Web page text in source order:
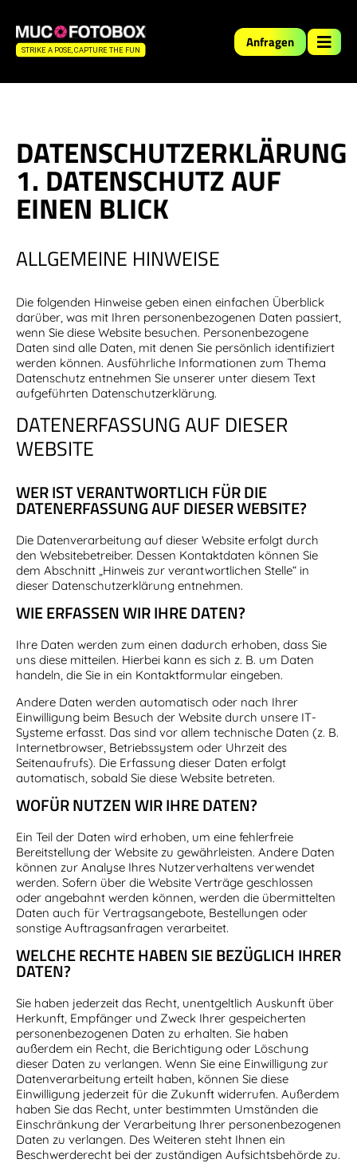
Anfragen
DATENSCHUTZERKLÄRUNG
1. DATENSCHUTZ AUF
EINEN BLICK
ALLGEMEINE HINWEISE
Die folgenden Hinweise geben einen einfachen Überblick
darüber, was mit Ihren personenbezogenen Daten passiert,
wenn Sie diese Website besuchen. Personenbezogene
Daten sind alle Daten, mit denen Sie persönlich identifiziert
werden können. Ausführliche Informationen zum Thema
Datenschutz entnehmen Sie unserer unter diesem Text
aufgeführten Datenschutzerklärung.
DATENERFASSUNG AUF DIESER
WEBSITE
WER IST VERANTWORTLICH FÜR DIE
DATENERFASSUNG AUF DIESER WEBSITE?
Die Datenverarbeitung auf dieser Website erfolgt durch
den Websitebetreiber. Dessen Kontaktdaten können Sie
dem Abschnitt „Hinweis zur verantwortlichen Stelle“ in
dieser Datenschutzerklärung entnehmen.
WIE ERFASSEN WIR IHRE DATEN?
Ihre Daten werden zum einen dadurch erhoben, dass Sie
uns diese mitteilen. Hierbei kann es sich z. B. um Daten
handeln, die Sie in ein Kontaktformular eingeben.
Andere Daten werden automatisch oder nach Ihrer
Einwilligung beim Besuch der Website durch unsere IT-
Systeme erfasst. Das sind vor allem technische Daten (z. B.
Internetbrowser, Betriebssystem oder Uhrzeit des
Seitenaufrufs). Die Erfassung dieser Daten erfolgt
automatisch, sobald Sie diese Website betreten.
WOFÜR NUTZEN WIR IHRE DATEN?
Ein Teil der Daten wird erhoben, um eine fehlerfreie
Bereitstellung der Website zu gewährleisten. Andere Daten
können zur Analyse Ihres Nutzerverhaltens verwendet
werden. Sofern über die Website Verträge geschlossen
oder angebahnt werden können, werden die übermittelten
Daten auch für Vertragsangebote, Bestellungen oder
sonstige Auftragsanfragen verarbeitet.
WELCHE RECHTE HABEN SIE BEZÜGLICH IHRER
DATEN?
Sie haben jederzeit das Recht, unentgeltlich Auskunft über
Herkunft, Empfänger und Zweck Ihrer gespeicherten
personenbezogenen Daten zu erhalten. Sie haben
außerdem ein Recht, die Berichtigung oder Löschung
dieser Daten zu verlangen. Wenn Sie eine Einwilligung zur
Datenverarbeitung erteilt haben, können Sie diese
Einwilligung jederzeit für die Zukunft widerrufen. Außerdem
haben Sie das Recht, unter bestimmten Umständen die
Einschränkung der Verarbeitung Ihrer personenbezogenen
Daten zu verlangen. Des Weiteren steht Ihnen ein
Beschwerderecht bei der zuständigen Aufsichtsbehörde zu.